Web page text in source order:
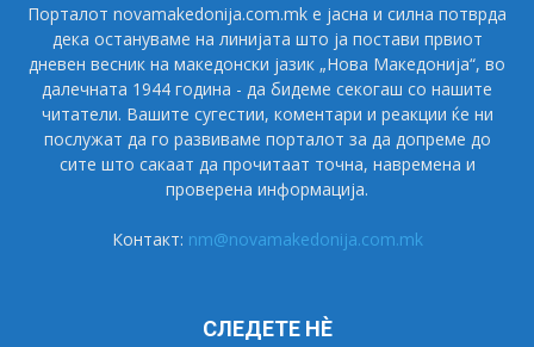
Порталот novamakedonija.com.mk е јасна и силна потврда
дека остануваме на линијата што ја постави првиот
дневен весник на македонски јазик „Нова Македонија“, во
далечната 1944 година - да бидеме секогаш со нашите
читатели. Вашите сугестии, коментари и реакции ќе ни
послужат да го развиваме порталот за да допреме до
сите што сакаат да прочитаат точна, навремена и
проверена информација.
Контакт: nm@novamakedonija.com.mk
СЛЕДЕТЕ НÈ